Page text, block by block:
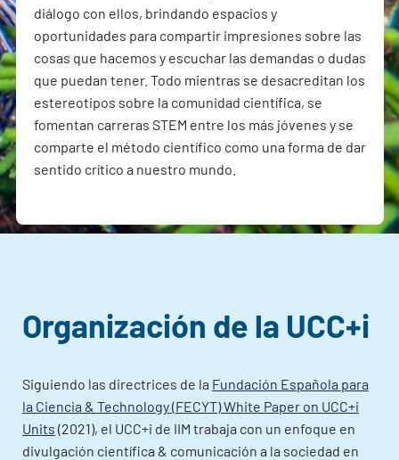
diálogo con ellos, brindando espacios y
oportunidades para compartir impresiones sobre las
cosas que hacemos y escuchar las demandas o dudas
que puedan tener. Todo mientras se desacreditan los
estereotipos sobre la comunidad científica, se
fomentan carreras STEM entre los más jóvenes y se
comparte el método científico como una forma de dar
sentido crítico a nuestro mundo.
Organización de la UCC+i
Siguiendo las directrices de la Fundación Española para
la Ciencia & Technology (FECYT) White Paper on UCC+i
Units (2021), el UCC+i de IIM trabaja con un enfoque en
divulgación científica & comunicación a la sociedad en